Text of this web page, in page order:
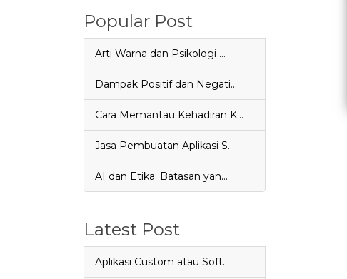
Popular Post
Arti Warna dan Psikologi …
Dampak Positif dan Negati…
Cara Memantau Kehadiran K…
Jasa Pembuatan Aplikasi S…
AI dan Etika: Batasan yan…
Latest Post
Aplikasi Custom atau Soft…